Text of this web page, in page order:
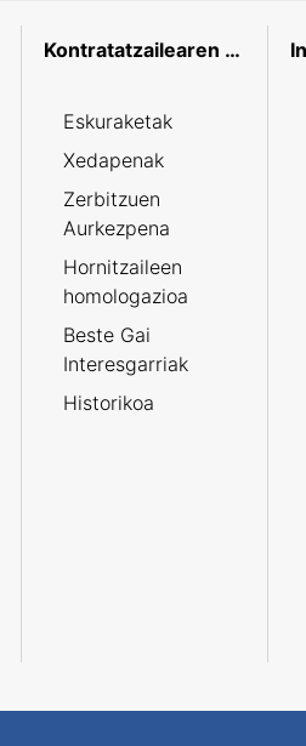
Kontratatzailearen profila
Eskuraketak
Xedapenak
Zerbitzuen
Aurkezpena
Hornitzaileen
homologazioa
Beste Gai
Interesgarriak
Historikoa